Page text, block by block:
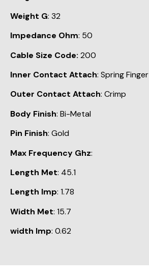
Weight G: 32
Impedance Ohm: 50
Cable Size Code: 200
Inner Contact Attach: Spring Finger
Outer Contact Attach: Crimp
Body Finish: Bi-Metal
Pin Finish: Gold
Max Frequency Ghz:
Length Met: 45.1
Length Imp: 1.78
Width Met: 15.7
width Imp: 0.62